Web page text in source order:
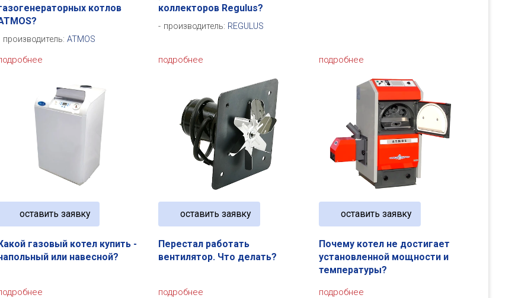
котлов
производитель:ATMOS
коллекторов Regulus?
производитель: REGULUS
подробнее подробнее
газовый котел купить -
или навесной?
оставить заявку
Перестал работать
вентилятор. Что делать?
подробнее
оставить заявку
Почему котел не достигает
установленной мощности и
температуры?
подробнее
оставить заявку